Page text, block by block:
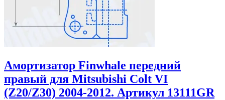
Амортизатор Finwhale передний
правый для Mitsubishi Colt VI
(Z20/Z30) 2004-2012. Артикул 13111GR